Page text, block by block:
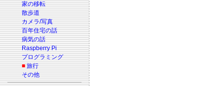
家の移転
散歩道
カメラ/写真
百年住宅の話
病気の話
Raspberry Pi
プログラミング
■ 旅行
その他